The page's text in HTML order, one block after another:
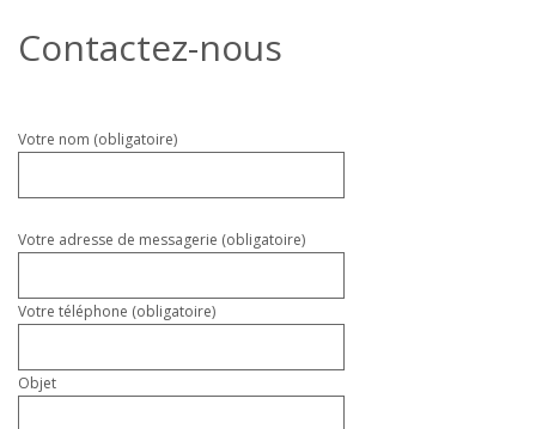
Contactez-nous
Veuillez
vide.
Votre nom (obligatoire)
Votre adresse de messagerie (obligatoire)
Votre téléphone (obligatoire)
Objet